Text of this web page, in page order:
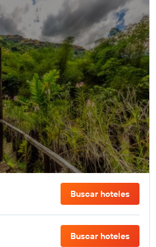
Buscar hoteles
Buscar hoteles